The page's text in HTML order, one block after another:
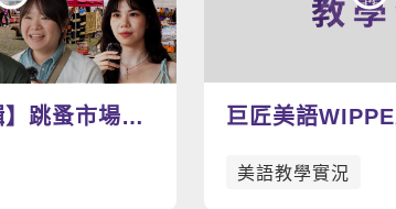
】跳蚤市場尋
巨匠美語
美語教學實況